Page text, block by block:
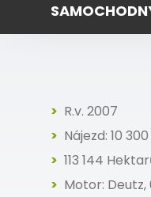
R.v. 2007
Nájezd: 10
113 144
Motor: Deutz,